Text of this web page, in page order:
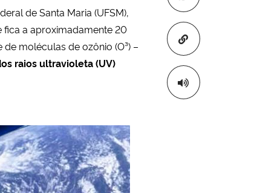
Copiar para
de Santa Maria (UFSM),
fica a aproximadamente 20
moléculas de ozônio (O³) –
raios ultravioleta (UV)